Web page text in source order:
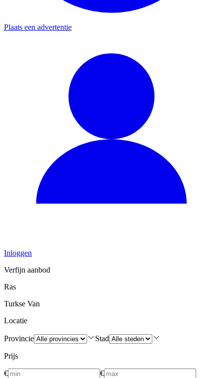
Plaats een advertentie
Inloggen
Verfijn aanbod
Ras
Turkse Van
Locatie
Provincie Stad
Prijs
€ €